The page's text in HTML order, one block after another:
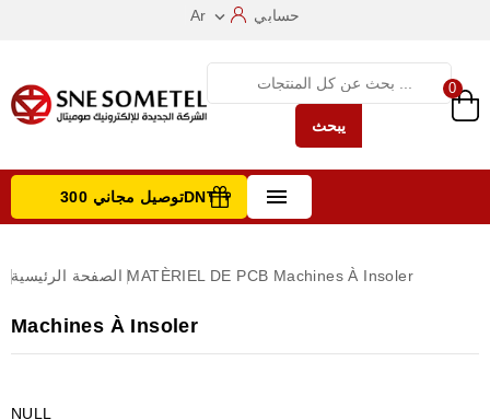
Ar  حسابي
يبحث
0
 توصيل مجاني 300DNT +
الصفحة الرئيسية MATÈRIEL DE PCB Machines À Insoler
Machines À Insoler
NULL